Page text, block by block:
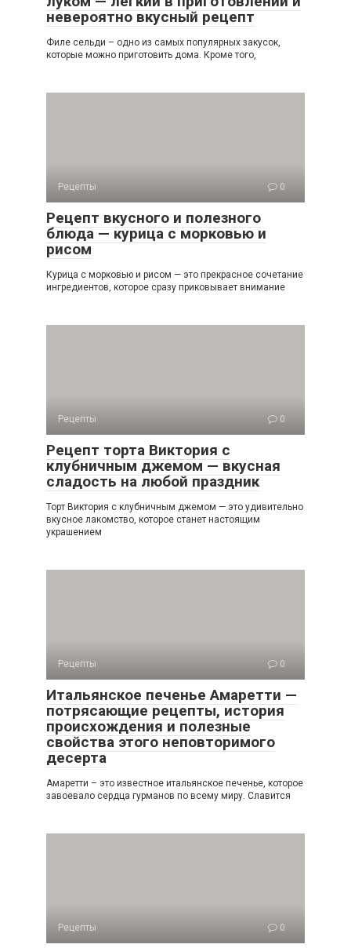
невероятно вкусный рецепт
Филе сельди – одно из самых популярных закусок,
которые можно приготовить дома. Кроме того,
Рецепты 0
Рецепт вкусного и полезного
блюда — курица с морковью и
рисом
Курица с морковью и рисом — это прекрасное сочетание
ингредиентов, которое сразу приковывает внимание
Рецепты 0
Рецепт торта Виктория с
клубничным джемом — вкусная
сладость на любой праздник
Торт Виктория с клубничным джемом — это удивительно
вкусное лакомство, которое станет настоящим
украшением
Рецепты 0
Итальянское печенье Амаретти —
потрясающие рецепты, история
происхождения и полезные
свойства этого неповторимого
десерта
Амаретти – это известное итальянское печенье, которое
завоевало сердца гурманов по всему миру. Славится
Рецепты 0